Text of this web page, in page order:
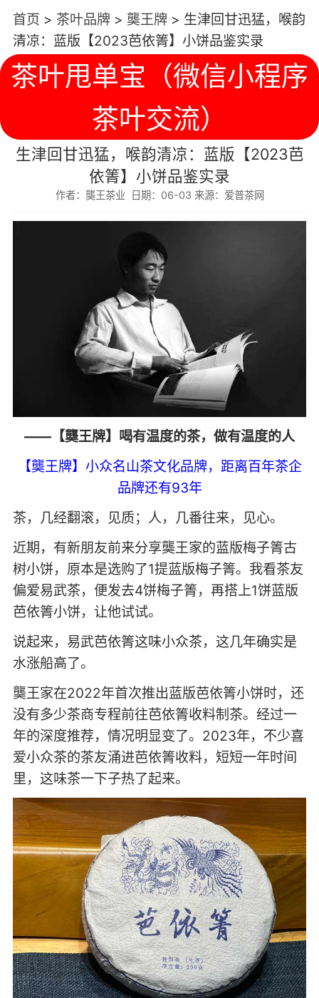
首页 > 茶叶品牌> 龑王牌> 生津回甘迅猛，喉韵
清凉：蓝版【2023芭依箐】小饼品鉴实录
茶叶甩单宝（微信小程序
茶叶交流）
生津回甘迅猛，喉韵清凉：蓝版【2023芭
依箐】小饼品鉴实录
作者：龑王茶业 日期：06-03 来源：爱普茶网
——【龑王牌】喝有温度的茶，做有温度的人
【龑王牌】小众名山茶文化品牌，距离百年茶企
品牌还有93年
茶，几经翻滚，见质；人，几番往来，见心。
近期，有新朋友前来分享龑王家的蓝版梅子箐古
树小饼，原本是选购了1提蓝版梅子箐。我看茶友
偏爱易武茶，便发去4饼梅子箐，再搭上1饼蓝版
芭依箐小饼，让他试试。
说起来，易武芭依箐这味小众茶，这几年确实是
水涨船高了。
龑王家在2022年首次推出蓝版芭依箐小饼时，还
没有多少茶商专程前往芭依箐收料制茶。经过一
年的深度推荐，情况明显变了。2023年，不少喜
爱小众茶的茶友涌进芭依箐收料，短短一年时间
里，这味茶一下子热了起来。